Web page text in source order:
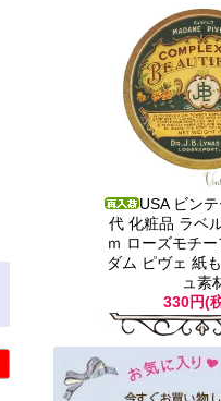
USA ビン
代 化粧品 ラベ
ｍ ローズモチ
ダム ピヴェ 紙
ュ素
330円(